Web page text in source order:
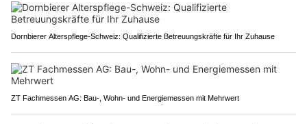
Dornbierer Alterspflege-Schweiz: Qualifizierte Betreuungskräfte für Ihr Zuhause
ZT Fachmessen AG: Bau-, Wohn- und Energiemessen mit Mehrwert